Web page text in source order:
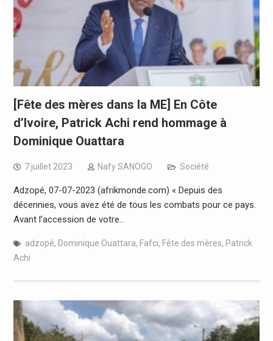
[Fête des mères dans la ME] En Côte
d’Ivoire, Patrick Achi rend hommage à
Dominique Ouattara
7 juillet 2023 Nafy SANOGO Société
Adzopé, 07-07-2023 (afrikmonde.com) « Depuis des
décennies, vous avez été de tous les combats pour ce pays.
Avant l’accession de votre…
adzopé, Dominique Ouattara, Fafci, Fête des mères, Patrick
Achi